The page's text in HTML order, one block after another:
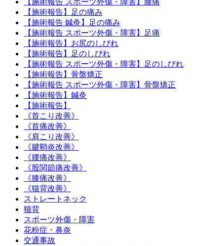
【施術報告 スポーツ外傷・障害】膝痛
【施術報告】足の痛み
【施術報告 鍼灸】足の痛み
【施術報告 スポーツ外傷・障害】足痛
【施術報告】お尻のしびれ
【施術報告】足のしびれ
【施術報告 スポーツ外傷・障害】足のしびれ
【施術報告】骨盤矯正
【施術報告 スポーツ外傷・障害】骨盤矯正
【施術報告】鍼灸
【施術報告】
《首こり改善》
《首痛改善》
《肩こり改善》
《腱鞘炎改善》
《腰痛改善》
《股関節痛改善》
《膝痛改善》
《猫背改善》
ストレートネック
猫背
スポーツ外傷・障害
花粉症・鼻炎
交通事故